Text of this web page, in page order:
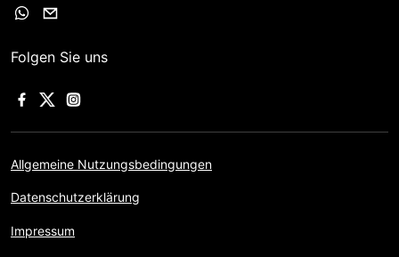
Folgen Sie uns
Allgemeine Nutzungsbedingungen
Datenschutzerklärung
Impressum